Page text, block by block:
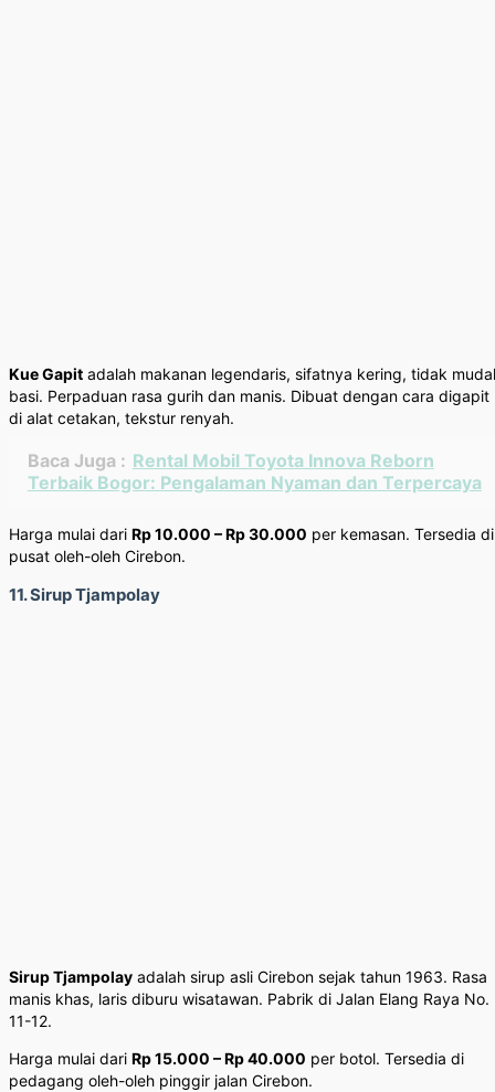
Kue Gapit adalah makanan legendaris, sifatnya kering, tidak
basi. Perpaduan rasa gurih dan manis. Dibuat dengan cara digapit
di alat cetakan, tekstur renyah.
Baca Juga : Rental Mobil Toyota Innova Reborn
Terbaik Bogor: Pengalaman Nyaman dan Terpercaya
Harga mulai dari Rp 10.000 – Rp 30.000 per kemasan. Tersedia di
pusat oleh-oleh Cirebon.
11. Sirup Tjampolay
Sirup Tjampolay adalah sirup asli Cirebon sejak tahun 1963. Rasa
manis khas, laris diburu wisatawan. Pabrik di Jalan Elang Raya No.
11-12.
Harga mulai dari Rp 15.000 – Rp 40.000 per botol. Tersedia di
pedagang oleh-oleh pinggir jalan Cirebon.